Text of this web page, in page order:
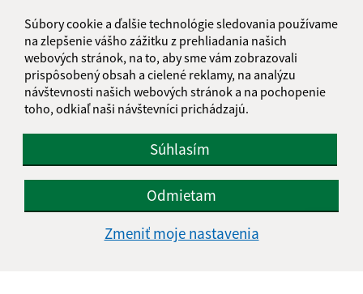
Súbory cookie a ďalšie technológie sledovania používame
na zlepšenie vášho zážitku z prehliadania našich
webových stránok, na to, aby sme vám zobrazovali
prispôsobený obsah a cielené reklamy, na analýzu
návštevnosti našich webových stránok a na pochopenie
toho, odkiaľ naši návštevníci prichádzajú.
Súhlasím
Odmietam
Zmeniť moje nastavenia
info@lubotin.sk
+421 52 49 21 311
IČO: 00330035